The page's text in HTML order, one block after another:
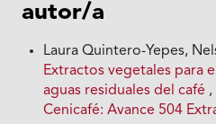
autor/a
Laura Quintero-Yepes,
Extractos vegetales para
aguas residuales del café ,
Cenicafé: Avance 504